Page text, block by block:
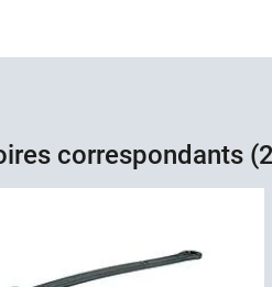
correspondants